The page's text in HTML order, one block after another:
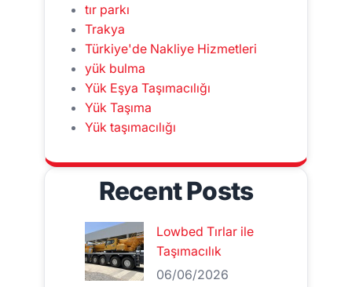
tır parkı
Trakya
Türkiye'de Nakliye Hizmetleri
yük bulma
Yük Eşya Taşımacılığı
Yük Taşıma
Yük taşımacılığı
Recent Posts
Lowbed Tırlar ile
Taşımacılık
06/06/2026